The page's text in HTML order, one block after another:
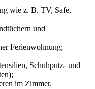
wie z. B. TV, Safe,
und
Ferienwohnung;
Schuhputz- und
im Zimmer.